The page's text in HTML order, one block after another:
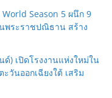
Season 5 ผนึก 9
พระราชปณิธาน สร้าง
ด์) เปิดโรงงานแห่งใหม่ใน
วันออกเฉียงใต้ เสริม